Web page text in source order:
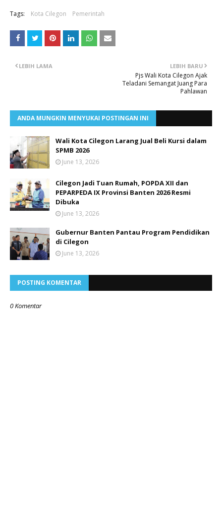
Tags: Kota Cilegon Pemerintah
LEBIH BARU
Pjs Wali Kota Cilegon Ajak
Teladani Semangat Juang Para
Pahlawan
LEBIH LAMA
ANDA MUNGKIN MENYUKAI POSTINGAN INI
Wali Kota Cilegon Larang Jual Beli Kursi dalam
SPMB 2026
June 13, 2026
Cilegon Jadi Tuan Rumah, POPDA XII dan
PEPARPEDA IX Provinsi Banten 2026 Resmi
Dibuka
June 13, 2026
Gubernur Banten Pantau Program Pendidikan
di Cilegon
June 13, 2026
POSTING KOMENTAR
0 Komentar